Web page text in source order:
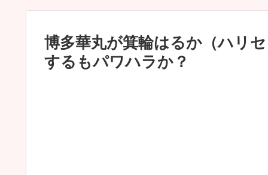
博多華丸が箕輪はるか（ハリ
するもパワハラか？